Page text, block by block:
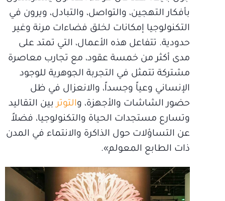
بأفكار التهجين، والتواصل، والتبادل، ويرون في
التكنولوجيا إمكانات لخلق فضاءات مرنة وغير
حدودية. تتفاعل هذه الأعمال، التي تمتد على
مدى أكثر من خمسة عقود، مع تجارب معاصرة
مشتركة تتمثل في التجربة الجوهرية للوجود
الإنساني وعياً وجسداً، والانعزال في ظل
حضور الشاشات والأجهزة، والتوتربين التقاليد
وتسارع مستجدات الحياة والتكنولوجيا، فضلاً
عن التساؤلات حول الذاكرة والانتماء في المدن
ذات الطابع المعولم».